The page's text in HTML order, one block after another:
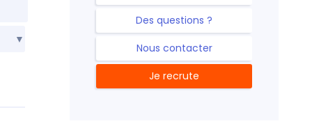
Des questions ?
Nous contacter
Je recrute